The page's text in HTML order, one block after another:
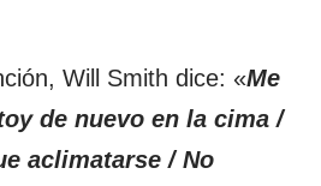
Will Smith dice: «Me
de nuevo en la cima /
aclimatarse / No